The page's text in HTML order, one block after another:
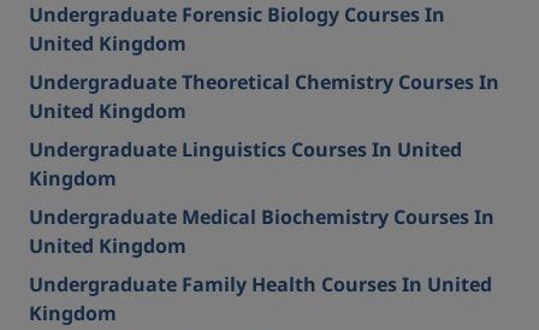
Undergraduate Forensic Biology Courses In
United Kingdom
Undergraduate Theoretical Chemistry Courses In
United Kingdom
Undergraduate Linguistics Courses In United
Kingdom
Undergraduate Medical Biochemistry Courses In
United Kingdom
Undergraduate Family Health Courses In United
Kingdom